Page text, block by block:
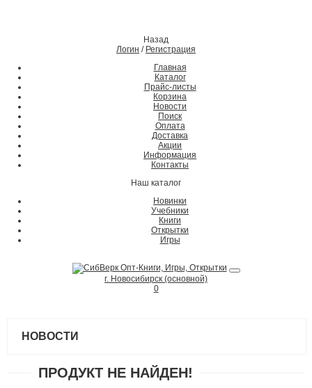
Назад
Логин / Регистрация
Главная
Каталог
Прайс-листы
Корзина
Новости
Поиск
Оплата
Доставка
Акции
Информация
Контакты
Наш каталог
Новинки
Учебники
Книги
Открытки
Игры
г. Новосибирск (основной)
0
НОВОСТИ
ПРОДУКТ НЕ НАЙДЕН!